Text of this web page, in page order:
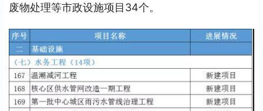
废物处理等市政设施项目34个。